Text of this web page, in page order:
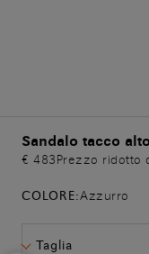
Sandalo tacco
€ 483Prezzo ridotto
COLORE:Azzurro
Taglia